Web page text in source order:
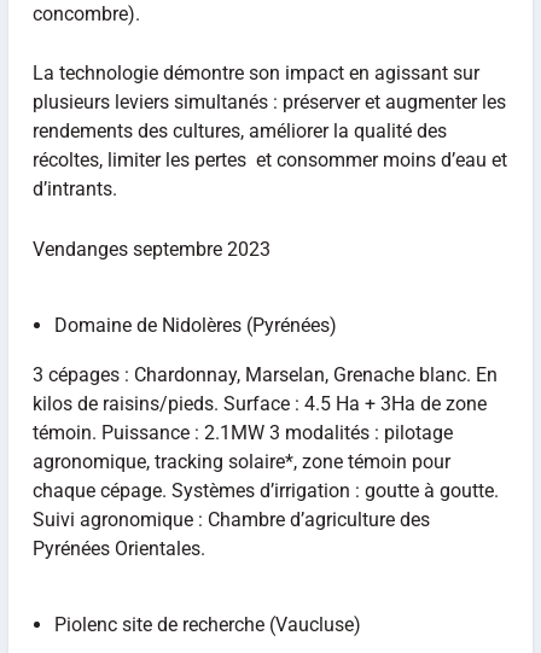
concombre).
La technologie démontre son impact en agissant sur
plusieurs leviers simultanés : préserver et augmenter les
rendements des cultures, améliorer la qualité des
récoltes, limiter les pertes et consommer moins d’eau et
d’intrants.
Vendanges septembre 2023
Domaine de Nidolères (Pyrénées)
3 cépages : Chardonnay, Marselan, Grenache blanc. En
kilos de raisins/pieds. Surface : 4.5 Ha + 3Ha de zone
témoin. Puissance : 2.1MW 3 modalités : pilotage
agronomique, tracking solaire*, zone témoin pour
chaque cépage. Systèmes d’irrigation : goutte à goutte.
Suivi agronomique : Chambre d’agriculture des
Pyrénées Orientales.
Piolenc site de recherche (Vaucluse)